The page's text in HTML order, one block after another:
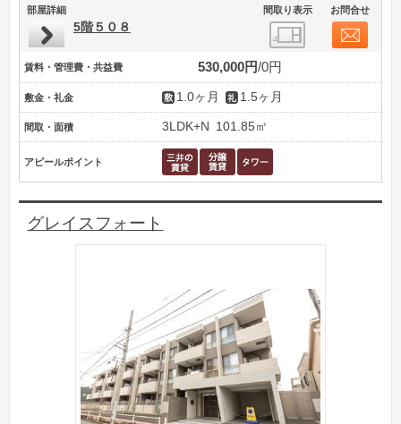
部屋詳細 間取り表示 お問合せ
5階５０８
賃料・管理費・共益費 530,000円 0円
敷金・礼金 1.0ヶ月 1.5ヶ月
間取・面積 3LDK+N 101.85㎡
アピールポイント
グレイスフォート